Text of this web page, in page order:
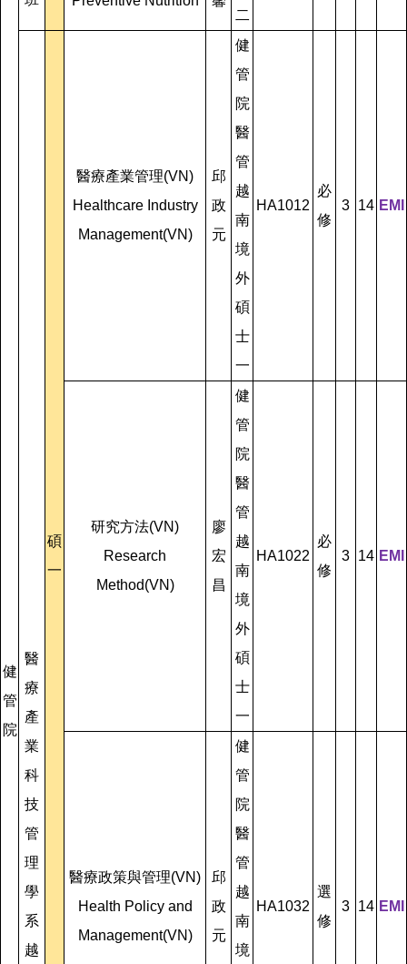
健
管
院
二
醫
療
產
業
科
技
管
理
學
系
越
碩
一
醫療產業管理(VN)
Healthcare Industry
Management(VN)
邱
政
元
健
管
院
醫
管
越
南
境
外
碩
士
一
HA1012
必
修
3 14 EMI
研究方法(VN)
Research
Method(VN)
廖
宏
昌
健
管
院
醫
管
越
南
境
外
碩
士
一
HA1022
必
修
3 14 EMI
醫療政策與管理(VN)
Health Policy and
Management(VN)
邱
政
元
健
管
院
醫
管
越
南
境
HA1032
選
修
3 14 EMI